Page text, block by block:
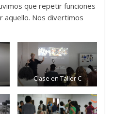
que repetir funciones
aquello. Nos divertimos
Clase en Taller C